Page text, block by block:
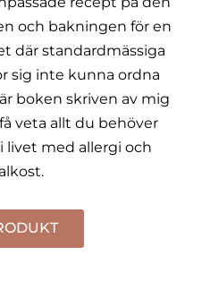
och bakningen för en
där standardmässiga
sig inte kunna ordna
boken skriven av mig
veta allt du behöver
livet med allergi och